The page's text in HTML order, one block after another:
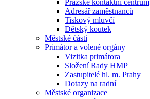
Pražské kontaktní centrum
Adresář zaměstnanců
Tiskový mluvčí
Dětský koutek
Městské části
Primátor a volené orgány
Vizitka primátora
Složení Rady HMP
Zastupitelé hl. m. Prahy
Dotazy na radní
Městské organizace